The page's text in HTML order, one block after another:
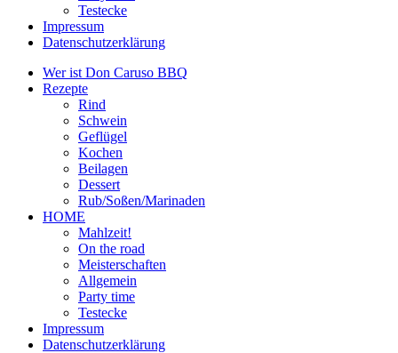
Testecke
Impressum
Datenschutzerklärung
Wer ist Don Caruso BBQ
Rezepte
Rind
Schwein
Geflügel
Kochen
Beilagen
Dessert
Rub/Soßen/Marinaden
HOME
Mahlzeit!
On the road
Meisterschaften
Allgemein
Party time
Testecke
Impressum
Datenschutzerklärung